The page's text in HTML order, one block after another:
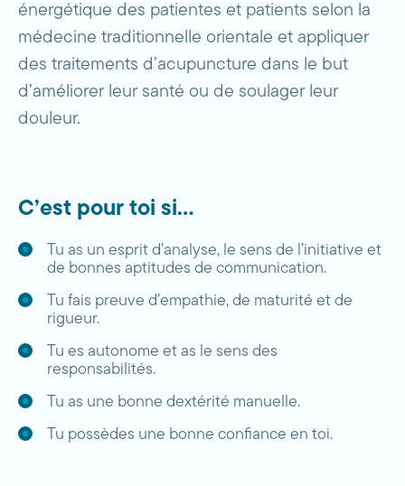
énergétique des patientes et patients selon la
médecine traditionnelle orientale et appliquer
des traitements d’acupuncture dans le but
d’améliorer leur santé ou de soulager leur
douleur.
C’est pour toi si…
Tu as un esprit d’analyse, le sens de l’initiative et
de bonnes aptitudes de communication.
Tu fais preuve d’empathie, de maturité et de
rigueur.
Tu es autonome et as le sens des
responsabilités.
Tu as une bonne dextérité manuelle.
Tu possèdes une bonne confiance en toi.